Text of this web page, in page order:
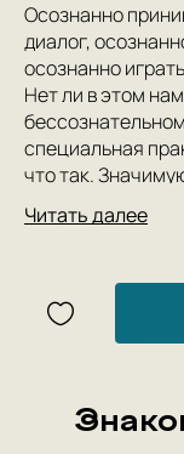
Осознанно
диалог,
осознанно
Нет ли в этом
специальная
что так.
автомате»,
реальности. Мы
занимаемся
Красивейший
от
конкретный
Читать далее